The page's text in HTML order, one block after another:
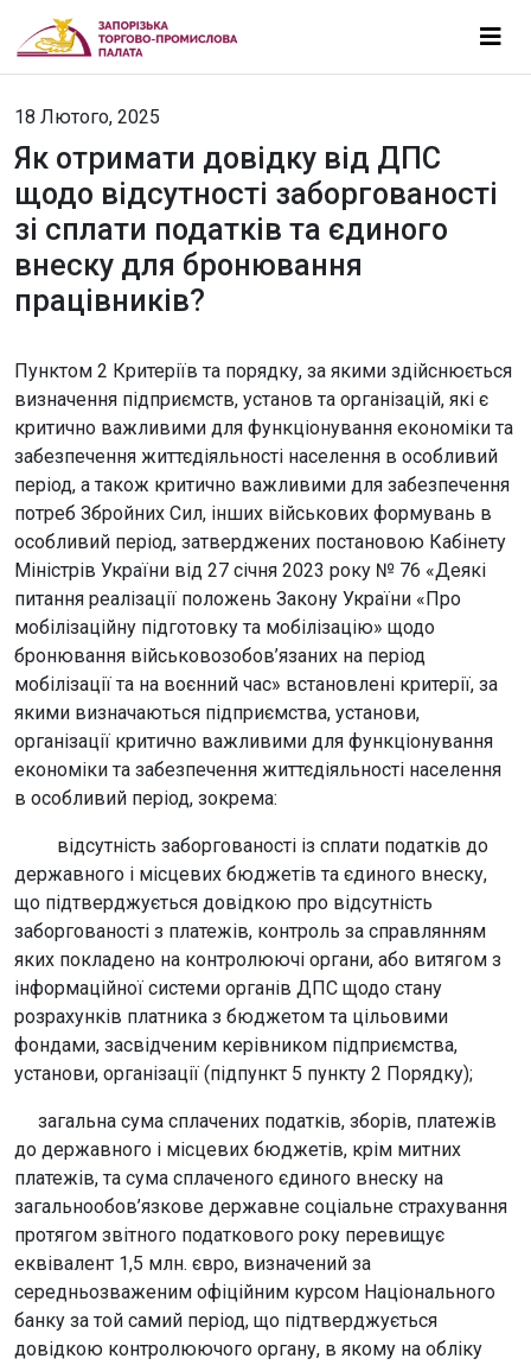
18 Лютого, 2025
Як отримати довідку від ДПС
щодо відсутності заборгованості
зі сплати податків та єдиного
внеску для бронювання
працівників?
Пунктом 2 Критеріїв та порядку, за якими здійснюється
визначення підприємств, установ та організацій, які є
критично важливими для функціонування економіки та
забезпечення життєдіяльності населення в особливий
період, а також критично важливими для забезпечення
потреб Збройних Сил, інших військових формувань в
особливий період, затверджених постановою Кабінету
Міністрів України від 27 січня 2023 року № 76 «Деякі
питання реалізації положень Закону України «Про
мобілізаційну підготовку та мобілізацію» щодо
бронювання військовозобов’язаних на період
мобілізації та на воєнний час» встановлені критерії, за
якими визначаються підприємства, установи,
організації критично важливими для функціонування
економіки та забезпечення життєдіяльності населення
в особливий період, зокрема:
відсутність заборгованості із сплати податків до
державного і місцевих бюджетів та єдиного внеску,
що підтверджується довідкою про відсутність
заборгованості з платежів, контроль за справлянням
яких покладено на контролюючі органи, або витягом з
інформаційної системи органів ДПС щодо стану
розрахунків платника з бюджетом та цільовими
фондами, засвідченим керівником підприємства,
установи, організації (підпункт 5 пункту 2 Порядку);
загальна сума сплачених податків, зборів, платежів
до державного і місцевих бюджетів, крім митних
платежів, та сума сплаченого єдиного внеску на
загальнообов’язкове державне соціальне страхування
протягом звітного податкового року перевищує
еквівалент 1,5 млн. євро, визначений за
середньозваженим офіційним курсом Національного
банку за той самий період, що підтверджується
довідкою контролюючого органу, в якому на обліку